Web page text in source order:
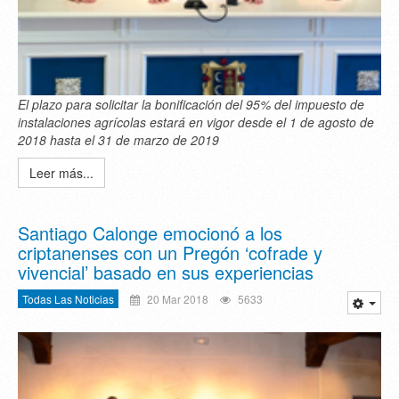
El plazo para solicitar la bonificación del 95% del impuesto de
instalaciones agrícolas estará en vigor desde el 1 de agosto de
2018 hasta el 31 de marzo de 2019
Leer más...
Santiago Calonge emocionó a los
criptanenses con un Pregón ‘cofrade y
vivencial’ basado en sus experiencias
Todas Las Noticias 20 Mar 2018 5633